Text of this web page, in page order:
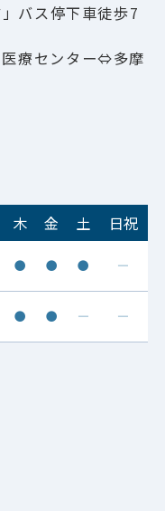
」バス停下車徒歩7
療センター⇔多摩
木 金 土
日祝
● ● ● ―
● ● ― ―